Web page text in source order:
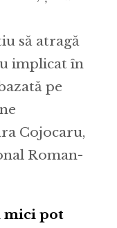
să atragă
implicat în
pe
Cojocaru,
Roman-
mici pot